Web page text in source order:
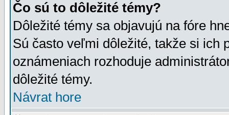
Čo sú to dôležité témy?
Dôležité témy sa objavujú na fóre
Sú často veľmi dôležité, takže si ich
oznámeniach rozhoduje
dôležité témy.
Návrat hore